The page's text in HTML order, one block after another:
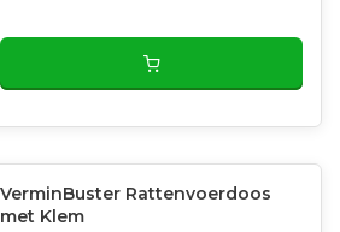
VerminBuster Rattenvoerdoos
met Klem